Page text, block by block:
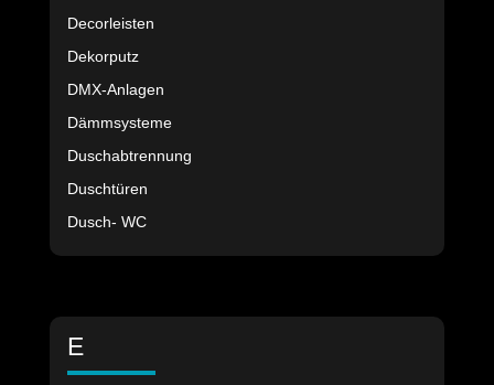
Decorleisten
Dekorputz
DMX-Anlagen
Dämmsysteme
Duschabtrennung
Duschtüren
Dusch- WC
E